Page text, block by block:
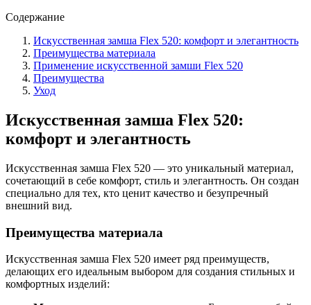
Содержание
Искусственная замша Flex 520: комфорт и элегантность
Преимущества материала
Применение искусственной замши Flex 520
Преимущества
Уход
Искусственная замша Flex 520:
комфорт и элегантность
Искусственная замша Flex 520 — это уникальный материал,
сочетающий в себе комфорт, стиль и элегантность. Он создан
специально для тех, кто ценит качество и безупречный
внешний вид.
Преимущества материала
Искусственная замша Flex 520 имеет ряд преимуществ,
делающих его идеальным выбором для создания стильных и
комфортных изделий: